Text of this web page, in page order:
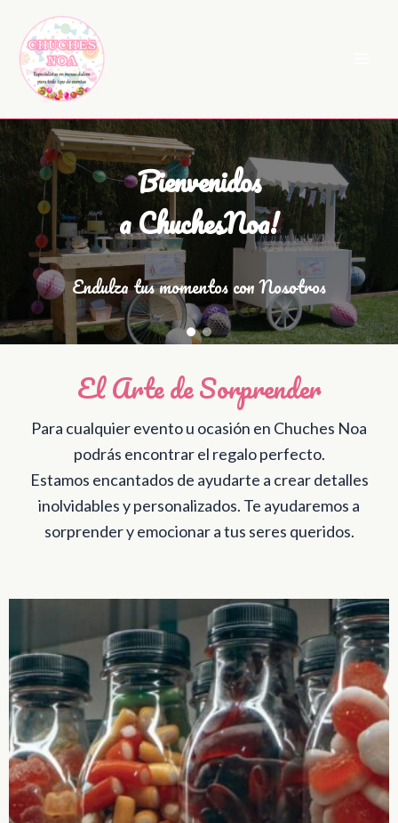
contenido
Bienvenidos
a ChuchesNoa!
Endulza tus momentos con Nosotros
El Arte de Sorprender
Para cualquier evento u ocasión en Chuches Noa
podrás encontrar el regalo perfecto.
Estamos encantados de ayudarte a crear detalles
inolvidables y personalizados. Te ayudaremos a
sorprender y emocionar a tus seres queridos.